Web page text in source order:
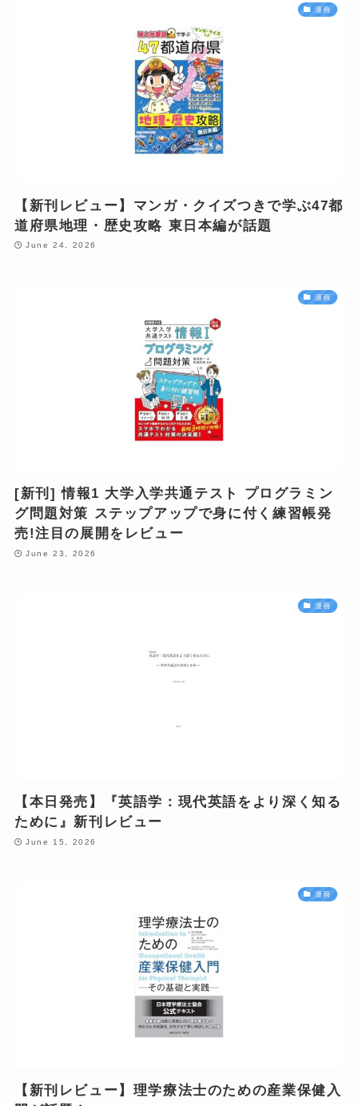
漫画
【新刊レビュー】マンガ・クイズつきで学ぶ47都
道府県地理・歴史攻略 東日本編が話題
June 24, 2026
漫画
[新刊] 情報1 大学入学共通テスト プログラミン
グ問題対策 ステップアップで身に付く練習帳発
売!注目の展開をレビュー
June 23, 2026
漫画
【本日発売】『英語学：現代英語をより深く知る
ために』新刊レビュー
June 15, 2026
漫画
【新刊レビュー】理学療法士のための産業保健入